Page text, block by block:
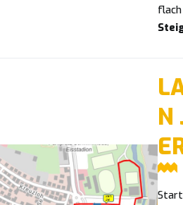
flach
N